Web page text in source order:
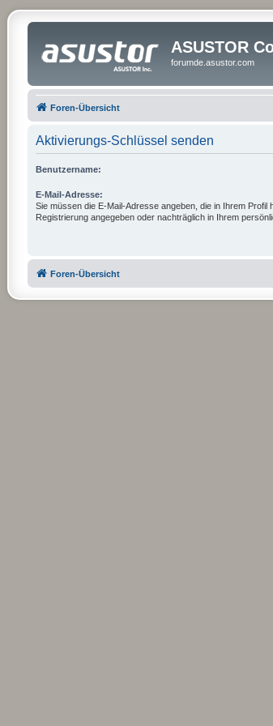
ASUSTOR
forumde.asustor.com
Foren-Übersicht
Aktivierungs-Schlüssel senden
Benutzername:
E-Mail-Adresse:
Sie müssen die E-Mail-Adresse angeben, die in Ihrem Profil
Registrierung angegeben oder nachträglich in Ihrem
Foren-Übersicht